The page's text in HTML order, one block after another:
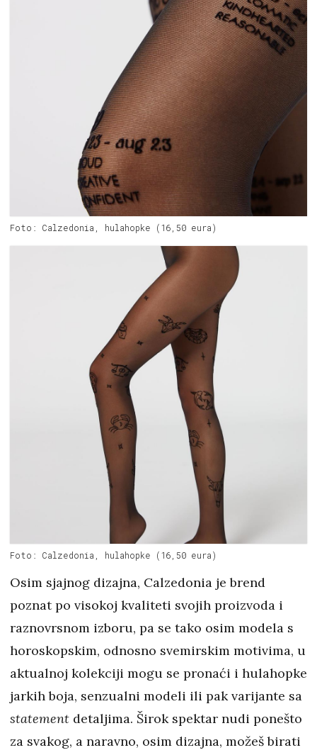
Foto: Calzedonia, hulahopke (16,50 eura)
Foto: Calzedonia, hulahopke (16,50 eura)
Osim sjajnog dizajna, Calzedonia je brend
poznat po visokoj kvaliteti svojih proizvoda i
raznovrsnom izboru, pa se tako osim modela s
horoskopskim, odnosno svemirskim motivima, u
aktualnoj kolekciji mogu se pronaći i hulahopke
jarkih boja, senzualni modeli ili pak varijante sa
statement detaljima. Širok spektar nudi ponešto
za svakog, a naravno, osim dizajna, možeš birati